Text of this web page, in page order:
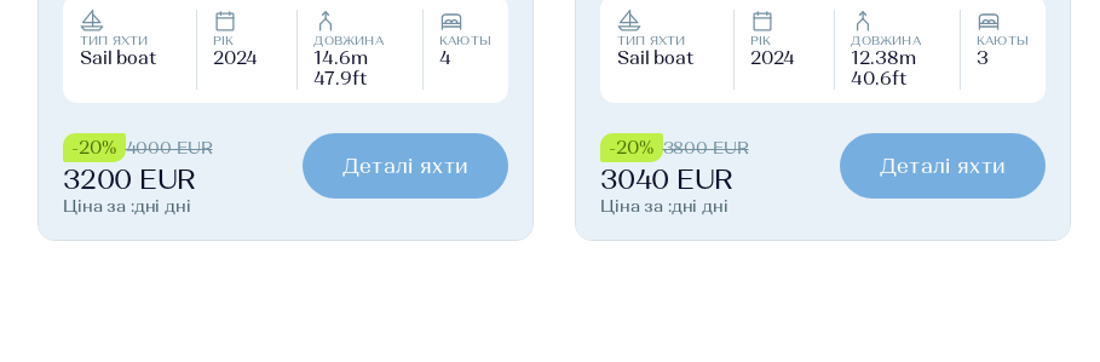
ТИП ЯХТИ
Sail boat
РІК
2024
ДОВЖИНА
14.6m
47.9ft
КАЮТЫ
4
-20% 4000 EUR
3200 EUR
Ціна за :дні дні
Деталі яхти
ТИП ЯХТИ
Sail boat
РІК
2024
ДОВЖИНА
12.38m
40.6ft
КАЮТЫ
3
-20% 3800 EUR
3040 EUR
Ціна за :дні дні
Деталі яхти